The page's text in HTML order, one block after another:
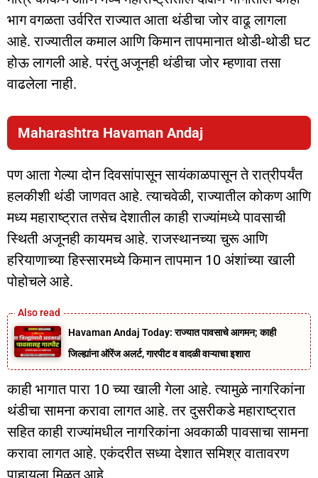
भाग वगळता उर्वरित राज्यात आता थंडीचा जोर वाढू लागला
आहे. राज्यातील कमाल आणि किमान तापमानात थोडी-थोडी घट
होऊ लागली आहे. परंतु अजूनही थंडीचा जोर म्हणावा तसा
वाढलेला नाही.
Maharashtra Havaman Andaj
पण आता गेल्या दोन दिवसांपासून सायंकाळपासून ते रात्रीपर्यंत
हलकीशी थंडी जाणवत आहे. त्याचवेळी, राज्यातील कोकण आणि
मध्य महाराष्ट्रात तसेच देशातील काही राज्यांमध्ये पावसाची
स्थिती अजूनही कायमच आहे. राजस्थानच्या चुरू आणि
हरियाणाच्या हिस्सारमध्ये किमान तापमान 10 अंशांच्या खाली
पोहोचले आहे.
Havaman Andaj Today: राज्यात पावसाचे आगमन; काही
जिल्ह्यांना ऑरेंज अलर्ट, गारपीट व वादळी वाऱ्याचा इशारा
काही भागात पारा 10 च्या खाली गेला आहे. त्यामुळे नागरिकांना
थंडीचा सामना करावा लागत आहे. तर दुसरीकडे महाराष्ट्रात
सहित काही राज्यांमधील नागरिकांना अवकाळी पावसाचा सामना
करावा लागत आहे. एकंदरीत सध्या देशात समिश्र वातावरण
पाहायला मिळत आहे.